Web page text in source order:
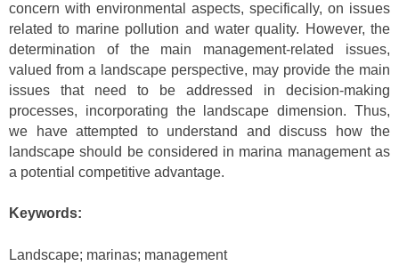
concern with environmental aspects, specifically, on issues
related to marine pollution and water quality. However, the
determination of the main management-related issues,
valued from a landscape perspective, may provide the main
issues that need to be addressed in decision-making
processes, incorporating the landscape dimension. Thus,
we have attempted to understand and discuss how the
landscape should be considered in marina management as
a potential competitive advantage.
Keywords:
Landscape; marinas; management